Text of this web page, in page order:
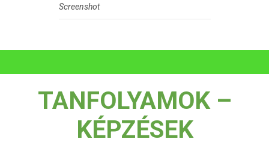
Screenshot
TANFOLYAMOK –
KÉPZÉSEK